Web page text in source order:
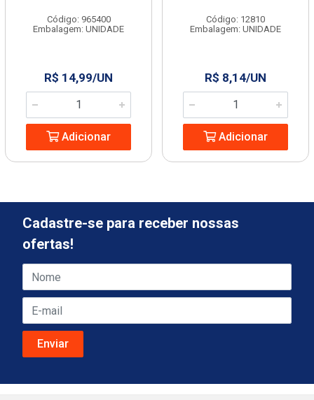
Código: 965400
Embalagem: UNIDADE
R$ 14,99/UN
Adicionar
Código: 12810
Embalagem: UNIDADE
R$ 8,14/UN
Adicionar
Cadastre-se para receber nossas
ofertas!